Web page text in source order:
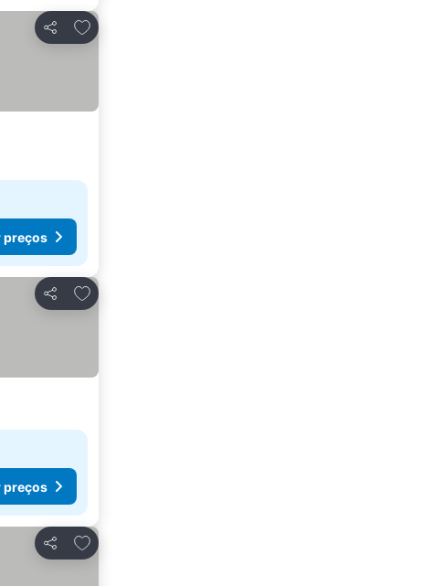
Partilhar
Adicionar aos favoritos
preços
Partilhar
Adicionar aos favoritos
preços
Partilhar
Adicionar aos favoritos